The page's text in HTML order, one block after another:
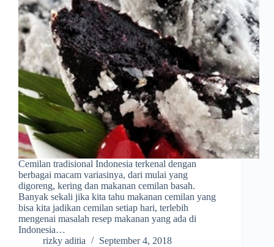
Cemilan tradisional Indonesia terkenal dengan
berbagai macam variasinya, dari mulai yang
digoreng, kering dan makanan cemilan basah.
Banyak sekali jika kita tahu makanan cemilan yang
bisa kita jadikan cemilan setiap hari, terlebih
mengenai masalah resep makanan yang ada di
Indonesia…
rizky aditia
September 4, 2018